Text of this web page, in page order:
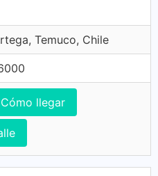
Temuco, Chile
Cómo llegar